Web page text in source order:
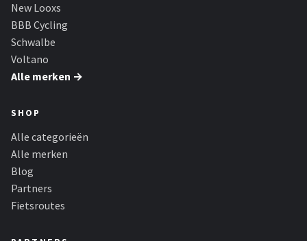
New Looxs
BBB Cycling
Schwalbe
Voltano
Alle merken →
SHOP
Alle categorieën
Alle merken
Blog
Partners
Fietsroutes